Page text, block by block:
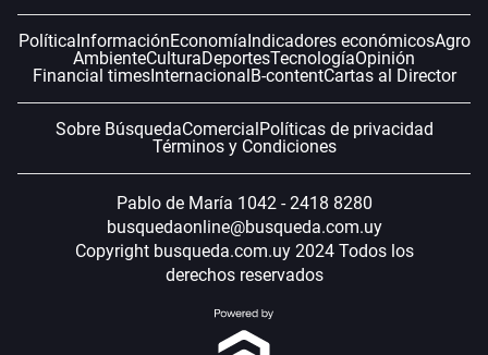
PolíticaInformaciónEconomíaIndicadores económicosAgro
AmbienteCulturaDeportesTecnologíaOpinión
Financial timesInternacionalB-contentCartas al Director
Sobre BúsquedaComercialPolíticas de privacidad
Términos y Condiciones
Pablo de María 1042 - 2418 8280
busquedaonline@busqueda.com.uy
Copyright busqueda.com.uy 2024 Todos los
derechos reservados